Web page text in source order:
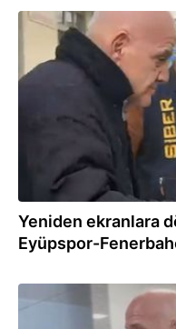
19.12.2025
Yeniden ekranlara
Eyüpspor-
15.12.2025